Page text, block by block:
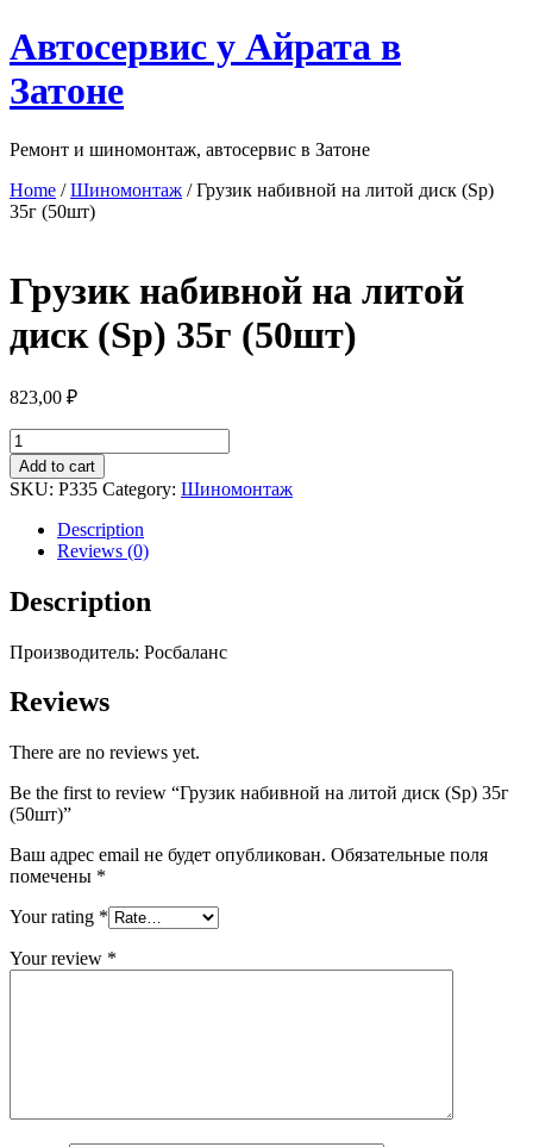
Перейти
к
содержимому
Автосервис у Айрата в
Затоне
Ремонт и шиномонтаж, автосервис в Затоне
Home /Шиномонтаж / Грузик набивной на литой диск (Sp)
35г (50шт)
Грузик набивной на литой
диск (Sp) 35г (50шт)
823,00 ₽
Грузик
набивной
на
литой
диск
(Sp)
(50шт)
quantity
Add to cart
SKU: P335 Category: Шиномонтаж
Description
Reviews (0)
Description
Производитель: Росбаланс
Reviews
There are no reviews yet.
Be the first to review “Грузик набивной на литой диск (Sp) 35г
(50шт)”
Ваш адрес email не будет опубликован. Обязательные поля
помечены *
Your rating *
Your review *